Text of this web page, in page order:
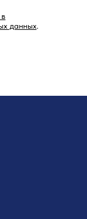
данных.